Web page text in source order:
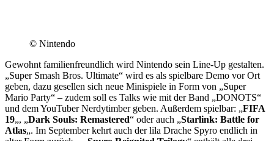
© Nintendo
Gewohnt familienfreundlich wird Nintendo sein Line-Up gestalten.
„Super Smash Bros. Ultimate“ wird es als spielbare Demo vor Ort
geben, dazu gesellen sich neue Minispiele in Form von „Super
Mario Party“ – zudem soll es Talks wie mit der Band „DONOTS“
und dem YouTuber Nerdytimber geben. Außerdem spielbar: „FIFA
19„, „Dark Souls: Remastered“ oder auch „Starlink: Battle for
Atlas„. Im September kehrt auch der lila Drache Spyro endlich in